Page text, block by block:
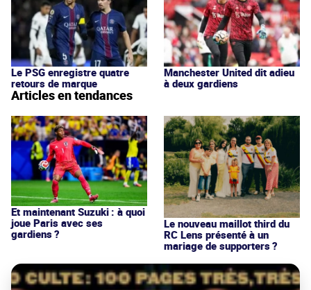
Le PSG enregistre quatre
retours de marque
Manchester United dit adieu
à deux gardiens
Articles en tendances
Et maintenant Suzuki : à quoi
joue Paris avec ses
gardiens ?
Le nouveau maillot third du
RC Lens présenté à un
mariage de supporters ?